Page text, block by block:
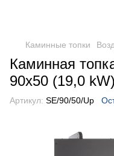
Каминные топки
Каминная
90х50 (19,0
Артикул: SE/90/50/Up